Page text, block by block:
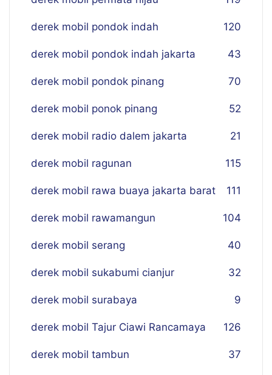
derek mobil pondok indah 120
derek mobil pondok indah jakarta 43
derek mobil pondok pinang 70
derek mobil ponok pinang 52
derek mobil radio dalem jakarta 21
derek mobil ragunan 115
derek mobil rawa buaya jakarta barat 111
derek mobil rawamangun 104
derek mobil serang 40
derek mobil sukabumi cianjur 32
derek mobil surabaya 9
derek mobil Tajur Ciawi Rancamaya 126
derek mobil tambun 37